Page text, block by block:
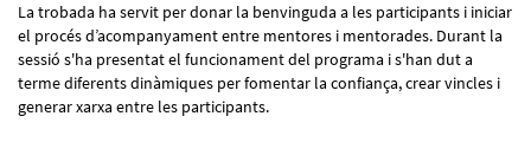
La trobada ha servit per donar la benvinguda a les participants i iniciar
el procés d’acompanyament entre mentores i mentorades. Durant la
sessió s'ha presentat el funcionament del programa i s'han dut a
terme diferents dinàmiques per fomentar la confiança, crear vincles i
generar xarxa entre les participants.